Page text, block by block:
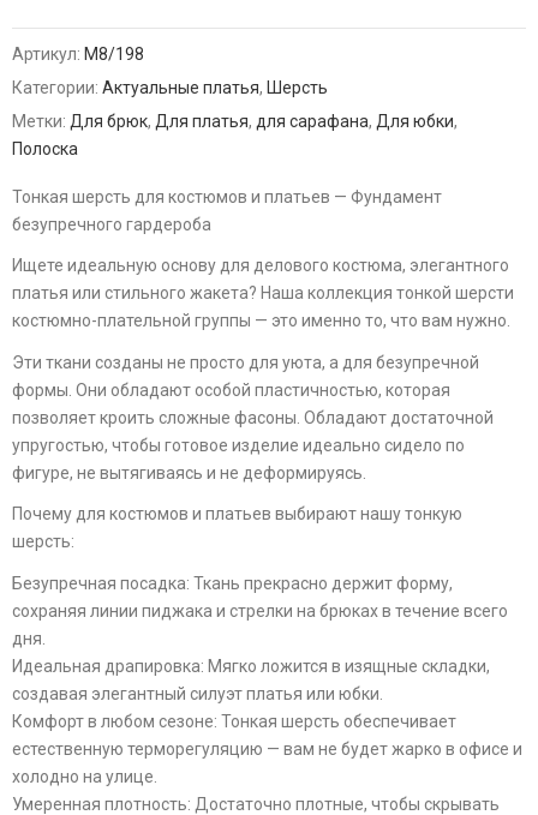
Артикул: М8/198
Категории: Актуальные платья, Шерсть
Метки: Для брюк, Для платья, для сарафана, Для юбки,
Полоска
Тонкая шерсть для костюмов и платьев — Фундамент
безупречного гардероба
Ищете идеальную основу для делового костюма, элегантного
платья или стильного жакета? Наша коллекция тонкой шерсти
костюмно-плательной группы — это именно то, что вам нужно.
Эти ткани созданы не просто для уюта, а для безупречной
формы. Они обладают особой пластичностью, которая
позволяет кроить сложные фасоны. Обладают достаточной
упругостью, чтобы готовое изделие идеально сидело по
фигуре, не вытягиваясь и не деформируясь.
Почему для костюмов и платьев выбирают нашу тонкую
шерсть:
Безупречная посадка: Ткань прекрасно держит форму,
сохраняя линии пиджака и стрелки на брюках в течение всего
дня.
Идеальная драпировка: Мягко ложится в изящные складки,
создавая элегантный силуэт платья или юбки.
Комфорт в любом сезоне: Тонкая шерсть обеспечивает
естественную терморегуляцию — вам не будет жарко в офисе и
холодно на улице.
Умеренная плотность: Достаточно плотные, чтобы скрывать